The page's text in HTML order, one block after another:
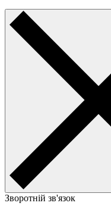
Зворотній зв'язок